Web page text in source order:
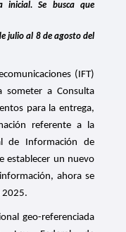
inicial. Se busca que
julio al 8 de agosto del
(IFT)
someter a Consulta
para la entrega,
referente a la
de Información de
establecer un nuevo
ahora se
2025.
geo-referenciada